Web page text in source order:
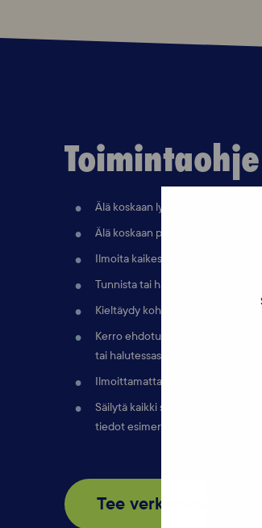
Toimintaohje
Älä koskaan lyö vetoa omasta
Älä koskaan paljasta sisäpiirin
Ilmoita kaikesta epäilyttävästä.
Tunnista tai havaitse tapahtunut
Kieltäydy kohteliaasti, mutta
Kerro ehdotuksesta tai
tai halutessasi suoraan poliisille.
Ilmoittamatta jättäminen voi myös
Säilytä kaikki saamasi tiedot,
tiedot esimerkiksi
Tee verkkokoulutus